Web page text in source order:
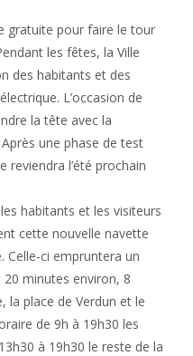
gratuite pour faire le tour
les fêtes, la Ville
des habitants et des
L’occasion de
la tête avec la
une phase de test
reviendra l’été prochain
habitants et les visiteurs
cette nouvelle navette
Celle-ci empruntera un
minutes environ, 8
la place de Verdun et le
de 9h à 19h30 les
à 19h30 le reste de la